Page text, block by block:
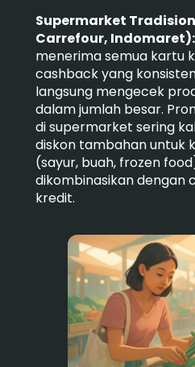
Supermarket
Carrefour, Indomaret):
menerima semua kartu
cashback yang
langsung mengecek
dalam jumlah besar.
di supermarket sering
diskon tambahan untuk
(sayur, buah, frozen
dikombinasikan dengan
kredit.